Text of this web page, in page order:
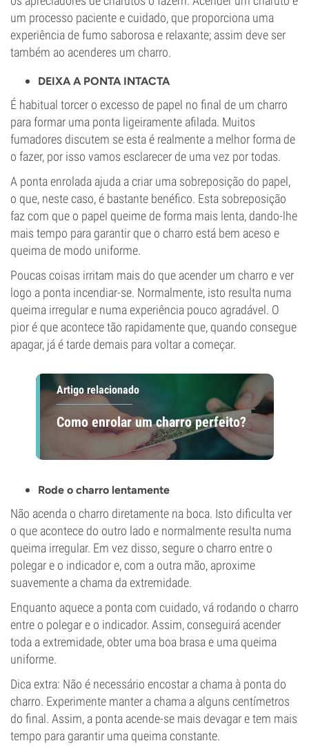
um processo paciente e cuidado, que proporciona uma
experiência de fumo saborosa e relaxante; assim deve ser
também ao acenderes um charro.
DEIXA A PONTA INTACTA
É habitual torcer o excesso de papel no final de um charro
para formar uma ponta ligeiramente afilada. Muitos
fumadores discutem se esta é realmente a melhor forma de
o fazer, por isso vamos esclarecer de uma vez por todas.
A ponta enrolada ajuda a criar uma sobreposição do papel,
o que, neste caso, é bastante benéfico. Esta sobreposição
faz com que o papel queime de forma mais lenta, dando-lhe
mais tempo para garantir que o charro está bem aceso e
queima de modo uniforme.
Poucas coisas irritam mais do que acender um charro e ver
logo a ponta incendiar-se. Normalmente, isto resulta numa
queima irregular e numa experiência pouco agradável. O
pior é que acontece tão rapidamente que, quando consegue
apagar, já é tarde demais para voltar a começar.
Artigo relacionado
Como enrolar um charro perfeito?
Rode o charro lentamente
Não acenda o charro diretamente na boca. Isto dificulta ver
o que acontece do outro lado e normalmente resulta numa
queima irregular. Em vez disso, segure o charro entre o
polegar e o indicador e, com a outra mão, aproxime
suavemente a chama da extremidade.
Enquanto aquece a ponta com cuidado, vá rodando o charro
entre o polegar e o indicador. Assim, conseguirá acender
toda a extremidade, obter uma boa brasa e uma queima
uniforme.
Dica extra: Não é necessário encostar a chama à ponta do
charro. Experimente manter a chama a alguns centímetros
do final. Assim, a ponta acende-se mais devagar e tem mais
tempo para garantir uma queima constante.